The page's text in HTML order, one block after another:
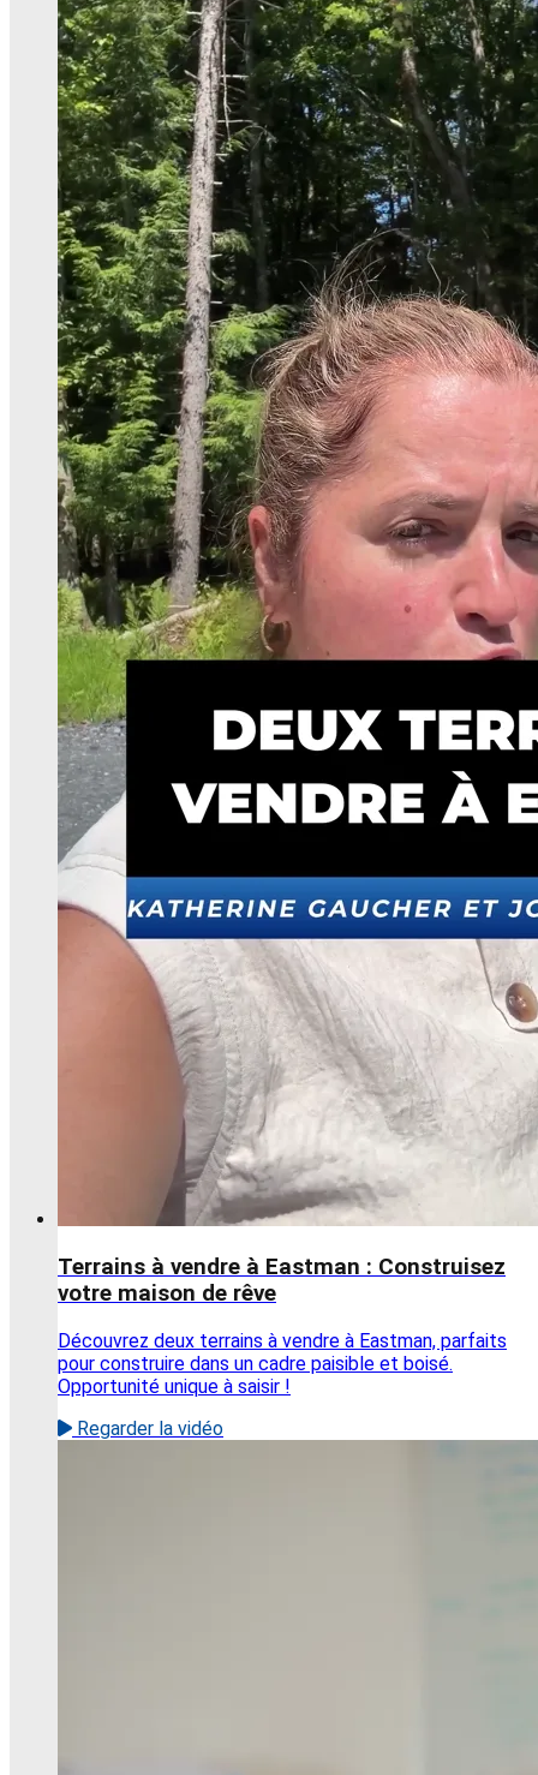
Terrains à vendre à Eastman : Construisez
votre maison de rêve
Découvrez deux terrains à vendre à Eastman, parfaits
pour construire dans un cadre paisible et boisé.
Opportunité unique à saisir !
Regarder la vidéo